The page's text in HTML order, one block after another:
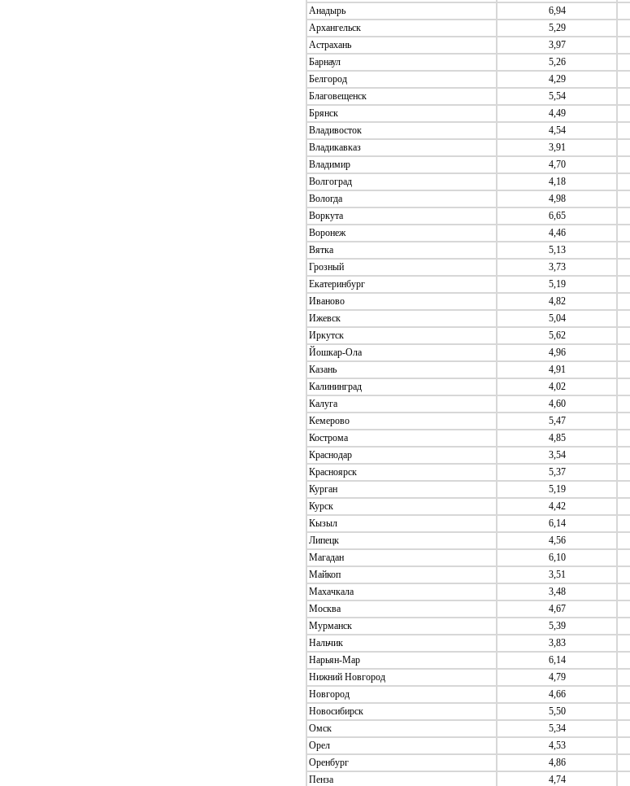
Анадырь
6,94
Архангельск
5,29
Астрахань
3,97
Барнаул
5,26
Белгород
4,29
Благовещенск
5,54
Брянск
4,49
Владивосток
4,54
Владикавказ
3,91
Владимир
4,70
Волгоград
4,18
Вологда
4,98
Воркута
6,65
Воронеж
4,46
Вятка
5,13
Грозный
3,73
Екатеринбург
5,19
Иваново
4,82
Ижевск
5,04
Иркутск
5,62
Йошкар-Ола
4,96
Казань
4,91
Калининград
4,02
Калуга
4,60
Кемерово
5,47
Кострома
4,85
Краснодар
3,54
Красноярск
5,37
Курган
5,19
Курск
4,42
Кызыл
6,14
Липецк
4,56
Магадан
6,10
Майкоп
3,51
Махачкала
3,48
Москва
4,67
Мурманск
5,39
Нальчик
3,83
Нарьян-Мар
6,14
Нижний Новгород
4,79
Новгород
4,66
Новосибирск
5,50
Омск
5,34
Орел
4,53
Оренбург
4,86
Пенза
4,74